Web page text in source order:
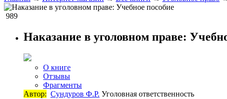
989
Наказание в уголовном праве:
О книге
Отзывы
Фрагменты
Автор: Сундуров Ф.Р. Уголовная ответственность